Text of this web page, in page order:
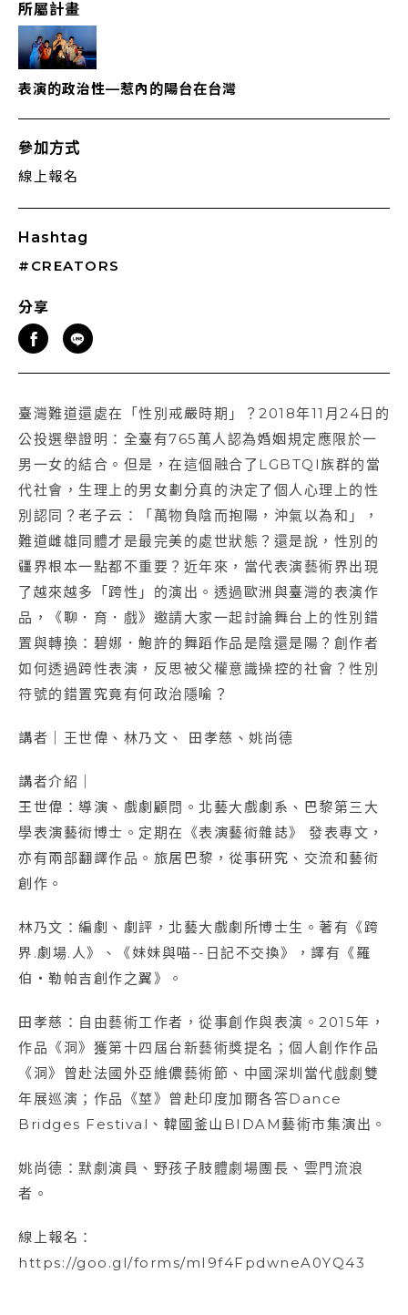
所屬計畫
表演的政治性—惹內的陽台在台灣
參加方式
線上報名
Hashtag
#CREATORS
分享
臺灣難道還處在「性別戒嚴時期」？2018年11月24日的
公投選舉證明：全臺有765萬人認為婚姻規定應限於一
男一女的結合。但是，在這個融合了LGBTQI族群的當
代社會，生理上的男女劃分真的決定了個人心理上的性
別認同？老子云：「萬物負陰而抱陽，沖氣以為和」，
難道雌雄同體才是最完美的處世狀態？還是說，性別的
疆界根本一點都不重要？近年來，當代表演藝術界出現
了越來越多「跨性」的演出。透過歐洲與臺灣的表演作
品，《聊．育．戲》邀請大家一起討論舞台上的性別錯
置與轉換：碧娜．鮑許的舞蹈作品是陰還是陽？創作者
如何透過跨性表演，反思被父權意識操控的社會？性別
符號的錯置究竟有何政治隱喻？
講者｜王世偉、林乃文、 田孝慈、姚尚德
講者介紹｜
王世偉：導演、戲劇顧問。北藝大戲劇系、巴黎第三大
學表演藝術博士。定期在《表演藝術雜誌》 發表專文，
亦有兩部翻譯作品。旅居巴黎，從事研究、交流和藝術
創作。
林乃文：編劇、劇評，北藝大戲劇所博士生。著有《跨
界.劇場.人》、《妹妹與喵--日記不交換》，譯有《羅
伯‧勒帕吉創作之翼》。
田孝慈：自由藝術工作者，從事創作與表演。2015年，
作品《洞》獲第十四屆台新藝術獎提名；個人創作作品
《洞》曾赴法國外亞維儂藝術節、中國深圳當代戲劇雙
年展巡演；作品《莖》曾赴印度加爾各答Dance
Bridges Festival、韓國釜山BIDAM藝術市集演出。
姚尚德：默劇演員、野孩子肢體劇場團長、雲門流浪
者。
線上報名：
https://goo.gl/forms/mI9f4FpdwneA0YQ43